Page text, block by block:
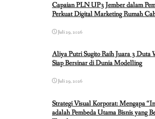
Capaian PLN UP3 Jember dalam
Perkuat Digital Marketing Rumah
Juli 29, 2026
Aliya Putri Sugito Raih Juara 3 Duta
Siap Bersinar di Dunia Modelling
Juli 29, 2026
Strategi Visual Korporat: Mengapa
adalah Pembeda Utama Bisnis yang